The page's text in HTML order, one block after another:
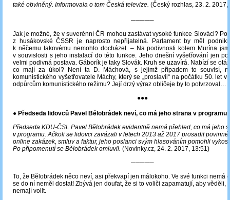
také obviněný. Informovala o tom Česká televize (Český rozhlas, 23. 2. 2017,
─────
Jak je možné, že v suverénní ČR mohou zastávat vysoké funkce Slováci?
z husákovské ČSSR je naprosto nepřijatelná. Parlament by měl
k něčemu takovému nemohlo docházet. – Na podivnosti kolem Murína
v souvislosti s jeho instalací do této funkce. Jeho dnešní vyšetřování jen
velmi podivná postava. Gáborík je taky Slovák. Kruh se uzavírá. Nabízí se
co mají za úkol? Není ta D. Máchová, s jejímž případem to souvisí,
komunistického vyšetřovatele Máchy, který se „proslavil“ na počátku 50. let v
odpůrcům komunistického režimu? Její drzý výraz obličeje by to potvrzoval…
●●●
● Předseda lidovců Pavel Bělobrádek neví, co má jeho strana v programu
Předseda KDU-ČSL Pavel Bělobrádek evidentně nemá přehled, co má jeho
v programu. Ačkoli se lidovci zavázali v letech 2013 až 2017 prosadit
online zakázek, smluv a faktur, jeho poslanci svým hlasováním pomohli
Po připomenutí se Bělobrádek omluvil. (Novinky.cz, 24. 2. 2017, 13:51)
─────
To, že Bělobrádek něco neví, asi překvapí jen málokoho. Ve své funkci nemá
se do ní neměl dostat! Zbývá jen doufat, že si to voliči zapamatují, aby věděli,
nemají volit.